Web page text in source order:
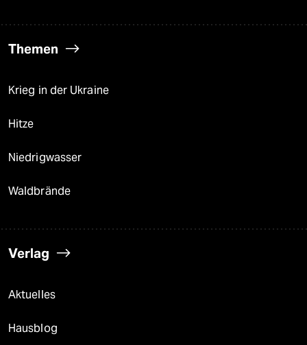
Themen
Krieg in der Ukraine
Hitze
Niedrigwasser
Waldbrände
Verlag
Aktuelles
Hausblog